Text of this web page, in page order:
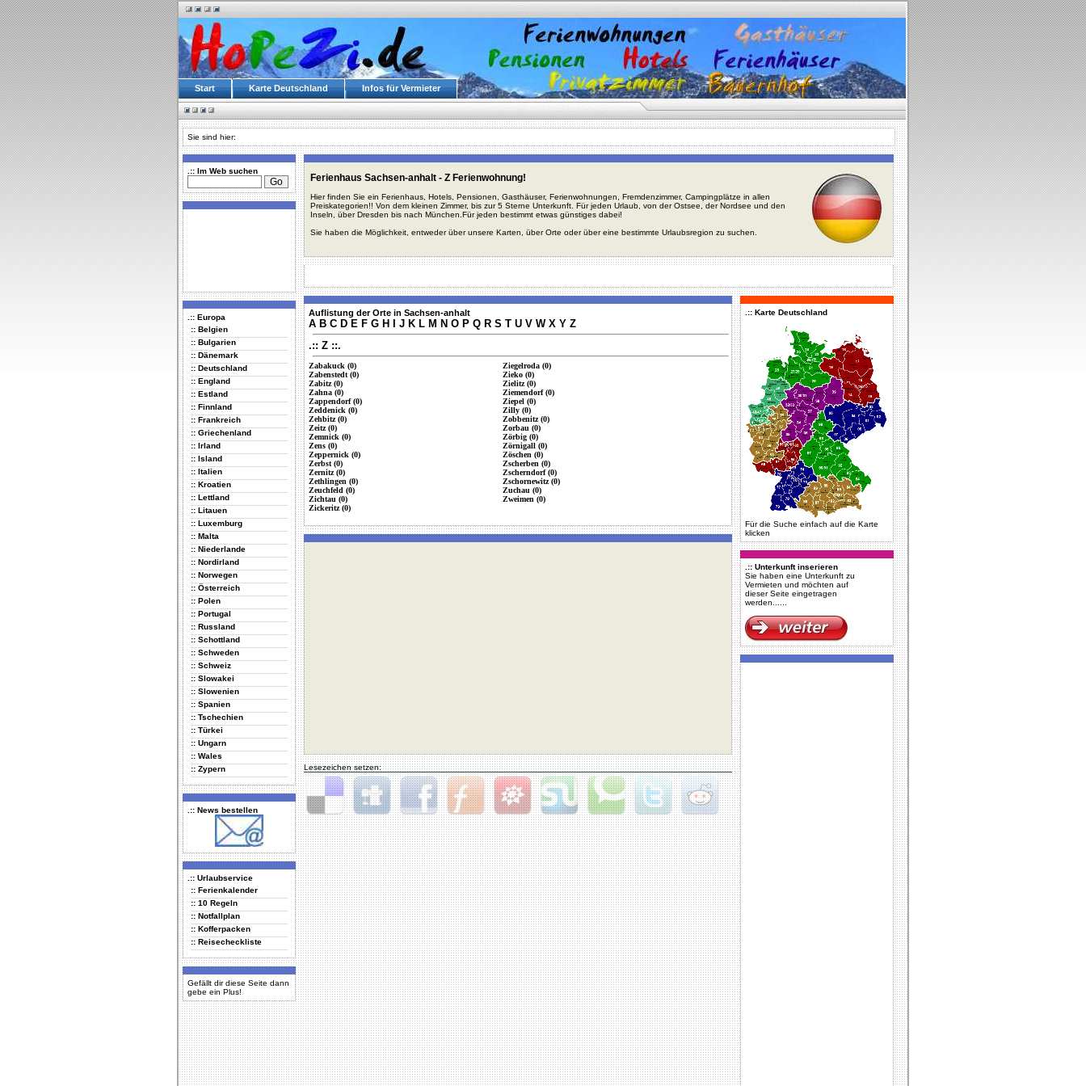
Start Karte Deutschland Infos für Vermieter
Sie sind hier:
.:: Im Web suchen
.:: Europa
:: Belgien
:: Bulgarien
:: Dänemark
:: Deutschland
:: England
:: Estland
:: Finnland
:: Frankreich
:: Griechenland
:: Irland
:: Island
:: Italien
:: Kroatien
:: Lettland
:: Litauen
:: Luxemburg
:: Malta
:: Niederlande
:: Nordirland
:: Norwegen
:: Österreich
:: Polen
:: Portugal
:: Russland
:: Schottland
:: Schweden
:: Schweiz
:: Slowakei
:: Slowenien
:: Spanien
:: Tschechien
:: Türkei
:: Ungarn
:: Wales
:: Zypern
.:: News bestellen
.:: Urlaubservice
:: Ferienkalender
:: 10 Regeln
:: Notfallplan
:: Kofferpacken
:: Reisecheckliste
Gefällt dir diese Seite dann
gebe ein Plus!
Ferienhaus Sachsen-anhalt - Z Ferienwohnung!
Hier finden Sie ein Ferienhaus, Hotels, Pensionen, Gasthäuser, Ferienwohnungen, Fremdenzimmer, Campingplätze in allen
Preiskategorien!! Von dem kleinen Zimmer, bis zur 5 Sterne Unterkunft. Für jeden Urlaub, von der Ostsee, der Nordsee und den
Inseln, über Dresden bis nach München.Für jeden bestimmt etwas günstiges dabei!
Sie haben die Möglichkeit, entweder über unsere Karten, über Orte oder über eine bestimmte Urlaubsregion zu suchen.
Auflistung der Orte in Sachsen-anhalt
A B C D E F G H J K L M N O P Q R S T U V W X Y Z
.:: Z ::.
Zabakuck (0)
Zabenstedt (0)
Zabitz (0)
Zahna (0)
Zappendorf (0)
Zeddenick (0)
Zehbitz (0)
Zeitz (0)
Zemnick (0)
Zens (0)
Zeppernick (0)
Zerbst (0)
Zernitz (0)
Zethlingen (0)
Zeuchfeld (0)
Zichtau (0)
Zickeritz (0)
Ziegelroda (0)
Zieko (0)
Zielitz (0)
Ziemendorf (0)
Ziepel (0)
Zilly (0)
Zobbenitz (0)
Zorbau (0)
Zörbig (0)
Zörnigall (0)
Zöschen (0)
Zscherben (0)
Zscherndorf (0)
Zschornewitz (0)
Zuchau (0)
Zweimen (0)
Lesezeichen setzen:
Delicious Digg Facebook Furl StudiVZ StumbleUponTechnorati Twitter Reddit
.:: Karte Deutschland
Für die Suche einfach auf die Karte
klicken
.:: Unterkunft inserieren
Sie haben eine Unterkunft zu
Vermieten und möchten auf
dieser Seite eingetragen
werden......